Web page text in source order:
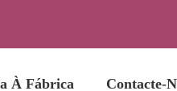
À Fábrica Contacte-